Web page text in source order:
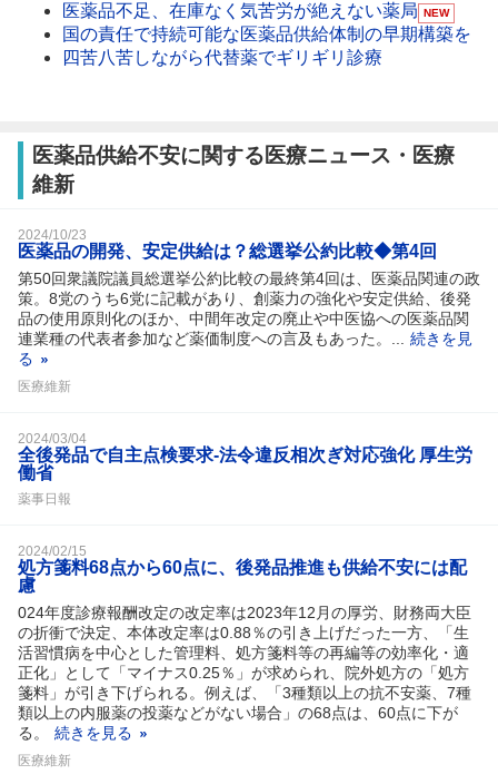
医薬品不足、在庫なく気苦労が絶えない薬局 NEW
国の責任で持続可能な医薬品供給体制の早期構築を
四苦八苦しながら代替薬でギリギリ診療
医薬品供給不安に関する医療ニュース・医療
維新
2024/10/23
医薬品の開発、安定供給は？総選挙公約比較◆第4回
第50回衆議院議員総選挙公約比較の最終第4回は、医薬品関連の政
策。8党のうち6党に記載があり、創薬力の強化や安定供給、後発
品の使用原則化のほか、中間年改定の廃止や中医協への医薬品関
連業種の代表者参加など薬価制度への言及もあった。...
続きを見
る
医療維新
2024/03/04
全後発品で自主点検要求‐法令違反相次ぎ対応強化 厚生労
働省
薬事日報
2024/02/15
処方箋料68点から60点に、後発品推進も供給不安には配
慮
024年度診療報酬改定の改定率は2023年12月の厚労、財務両大臣
の折衝で決定、本体改定率は0.88％の引き上げだった一方、「生
活習慣病を中心とした管理料、処方箋料等の再編等の効率化・適
正化」として「マイナス0.25％」が求められ、院外処方の「処方
箋料」が引き下げられる。例えば、「3種類以上の抗不安薬、7種
類以上の内服薬の投薬などがない場合」の68点は、60点に下が
る。
続きを見る
医療維新